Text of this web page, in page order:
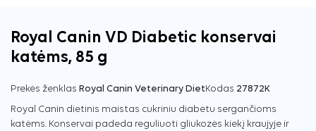
Royal Canin VD Diabetic konservai
katėms, 85 g
Prekės ženklas Royal Canin Veterinary DietKodas 27872K
Royal Canin dietinis maistas cukriniu diabetu sergančioms
katėms. Konservai padeda reguliuoti gliukozės kiekį kraujyje ir